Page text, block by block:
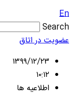
En
Search
عضویت در اتاق
۱۳۹۹/۱۲/۲۳
۱۰:۱۲
اطلاعیه ها